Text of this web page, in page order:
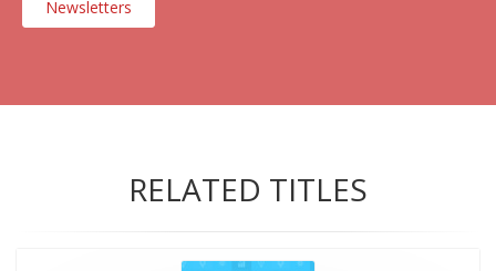
Newsletters
RELATED TITLES